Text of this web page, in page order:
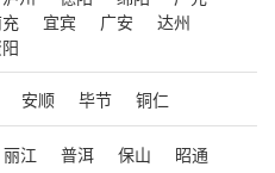
宜宾 广安
达州
安顺 毕节 铜仁
丽江 普洱 保山
昭通